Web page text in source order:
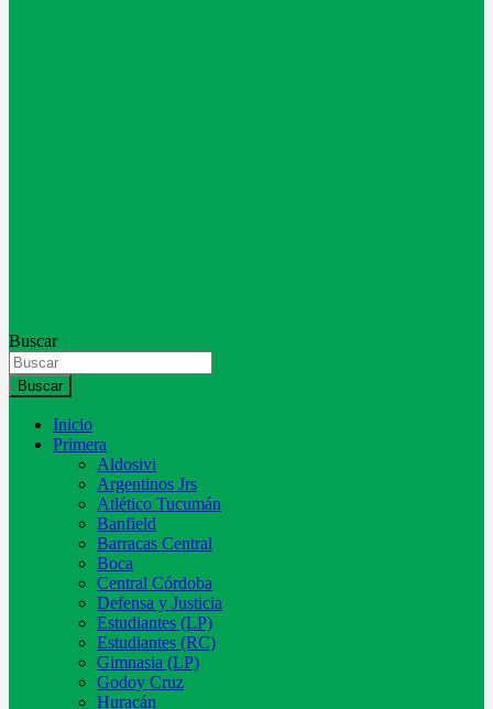
Buscar
Buscar
Inicio
Primera
Aldosivi
Argentinos Jrs
Atlético Tucumán
Banfield
Barracas Central
Boca
Central Córdoba
Defensa y Justicia
Estudiantes (LP)
Estudiantes (RC)
Gimnasia (LP)
Godoy Cruz
Huracán